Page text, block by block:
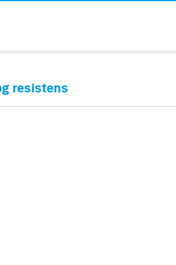
resistens